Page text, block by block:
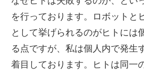
を行っております。ロボットと
として挙げられるのがヒトには
る点ですが、私は個人内で発生
着目しております。ヒトは同一